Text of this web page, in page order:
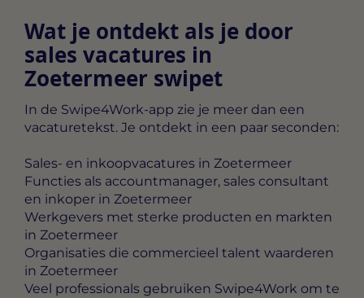
cookie.
Wat je ontdekt als je door
sales vacatures in
Zoetermeer swipet
In de Swipe4Work-app zie je meer dan een
vacaturetekst. Je ontdekt in een paar seconden:
Sales- en inkoopvacatures in Zoetermeer
Functies als accountmanager, sales consultant
en inkoper in Zoetermeer
Werkgevers met sterke producten en markten
in Zoetermeer
Organisaties die commercieel talent waarderen
in Zoetermeer
Veel professionals gebruiken Swipe4Work om te